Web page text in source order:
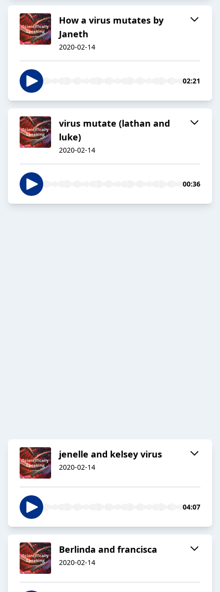
How a virus mutates by
Janeth
2020-02-14
02:21
virus mutate (lathan and
luke)
2020-02-14
00:36
jenelle and kelsey virus
2020-02-14
04:07
Berlinda and francisca
2020-02-14